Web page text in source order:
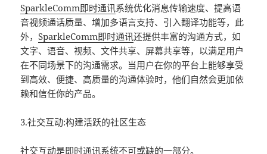
SparkleComm即时通讯系统优化消息传输速度、提高语
音视频通话质量、增加多语言支持、引入翻译功能等，此
外，SparkleComm即时通讯还提供丰富的沟通方式，如
文字、语音、视频、文件共享、屏幕共享等，以满足用户
在不同场景下的沟通需求。当用户在你的平台上能够享受
到高效、便捷、高质量的沟通体验时，他们自然会更加依
赖和信任你的产品。
3.社交互动:构建活跃的社区生态
社交互动是即时通讯系统不可或缺的一部分。